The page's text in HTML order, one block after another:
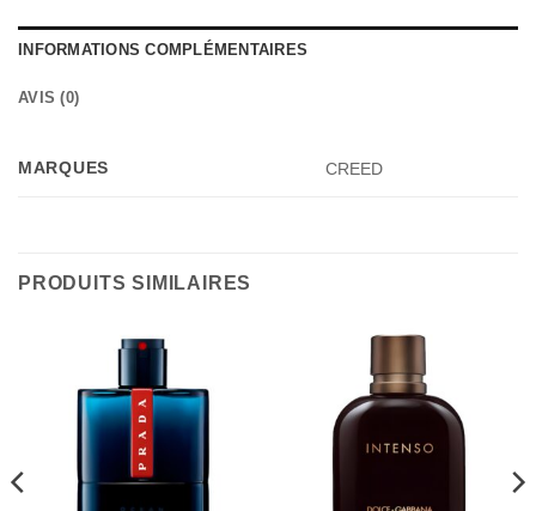
INFORMATIONS COMPLÉMENTAIRES
AVIS (0)
MARQUES CREED
PRODUITS SIMILAIRES